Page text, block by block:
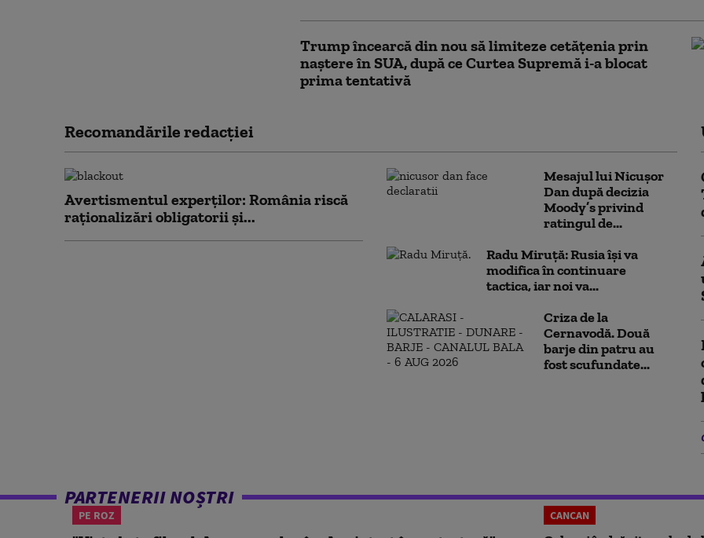
Trump încearcă din nou să limiteze cetățenia prin
naștere în SUA, după ce Curtea Supremă i-a blocat
prima tentativă
Recomandările redacţiei
Avertismentul experților: România riscă
raționalizări obligatorii și...
Mesajul lui Nicușor
Dan după decizia
Moody’s privind
ratingul de...
Radu Miruță: Rusia își va
modifica în continuare
tactica, iar noi va...
Criza de la
Cernavodă. Două
barje din patru au
fost scufundate...
PARTENERII NOȘTRI
PE ROZ CANCAN